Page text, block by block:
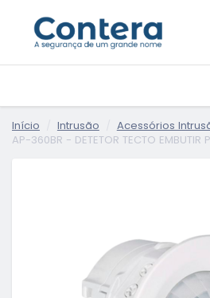
Início Intrusão Acessórios
AP-360BR - DETETOR TECTO EMBUTIR